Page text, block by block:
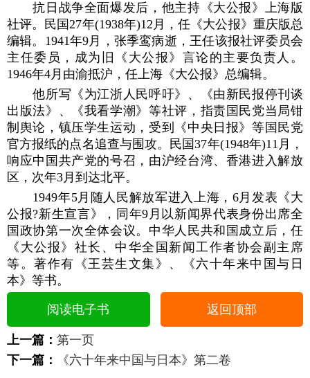
抗日战争全面爆发后，他主持《大公报》上海版
社评。民国27年(1938年)12月，任《大公报》重庆版总
编辑。1941年9月，张季鸾病逝，王任该报社评委员会
主任委员，成为旧《大公报》言论的主要负责人。
1946年4月由渝抵沪，任上海《大公报》总编辑。
他所写《为江浙人民呼吁》、《由新民报停刊谈
出版法》、《我看学潮》等社评，指责国民党当局钳
制舆论，镇压学生运动，受到《中央日报》等国民党
官方报纸的点名追查与围攻。民国37年(1948年)11月，
响应中国共产党的号召，由沪经台湾、香港进入解放
区，次年3月到达北平。
1949年5月随人民解放军进入上海，6月发表《大
公报?新生宣言》，同年9月以新闻界代表身份出席全
国政协第一次全体会议。中华人民共和国成立后，任
《大公报》社长、中华全国新闻工作者协会副主席
等。著作有《王芸生文集》、《六十年来中国与日
本》等书。
阅读电子书 返回顶部
上一篇： 第一页
下一篇：
《六十年来中国与日本》第二卷